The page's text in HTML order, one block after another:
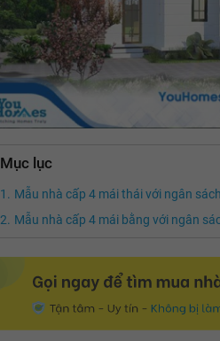
Mục lục
Mẫu nhà cấp 4 mái thái với ngân
Mẫu nhà cấp 4 mái bằng với ngân